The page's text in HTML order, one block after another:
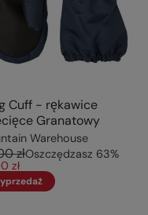
Cuff - rękawice
Granatowy
Warehouse
złOszczędzasz 63%
zł